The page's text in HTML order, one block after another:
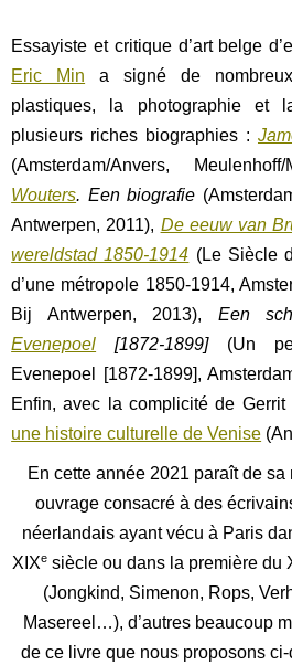
Essayiste et critique d’art belge
Eric Min a signé de
plastiques, la photographie et
plusieurs riches biographies :
(Amsterdam/Anvers,
Wouters. Een biografie
Antwerpen, 2011), De eeuw van
wereldstad 1850-1914 (Le Siècle
d’une métropole 1850-1914,
Bij Antwerpen, 2013), Een
Evenepoel [1872-1899](Un
Evenepoel [1872-1899],
Enfin, avec la complicité de
une histoire culturelle de Venise
En cette année 2021 paraît de sa
ouvrage consacré à des
néerlandais ayant vécu à Paris
XIXesiècle ou dans la première du
(Jongkind, Simenon, Rops,
Masereel…), d’autres beaucoup
de ce livre que nous proposons